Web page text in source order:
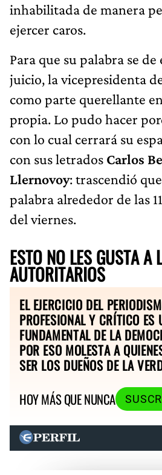
inhabilitada de manera
ejercer caros.
Para que su palabra se
juicio, la vicepresidenta
como parte querellante
propia. Lo pudo hacer
con lo cual cerrará su
con sus letrados Carlos
Llernovoy: trascendió
palabra alrededor de las
del viernes.
ESTO NO LES GUSTA A
AUTORITARIOS
EL EJERCICIO DEL
PROFESIONAL Y CRÍTICO ES
FUNDAMENTAL DE LA
POR ESO MOLESTA A
SER LOS DUEÑOS DE LA
HOY MÁS QUE NUNCA